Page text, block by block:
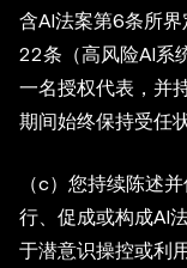
含AI法案第6条所
22条（高风险AI系
一名授权代表，并
期间始终保持受任
（c）您持续陈述
行、促成或构成AI
于潜意识操控或利